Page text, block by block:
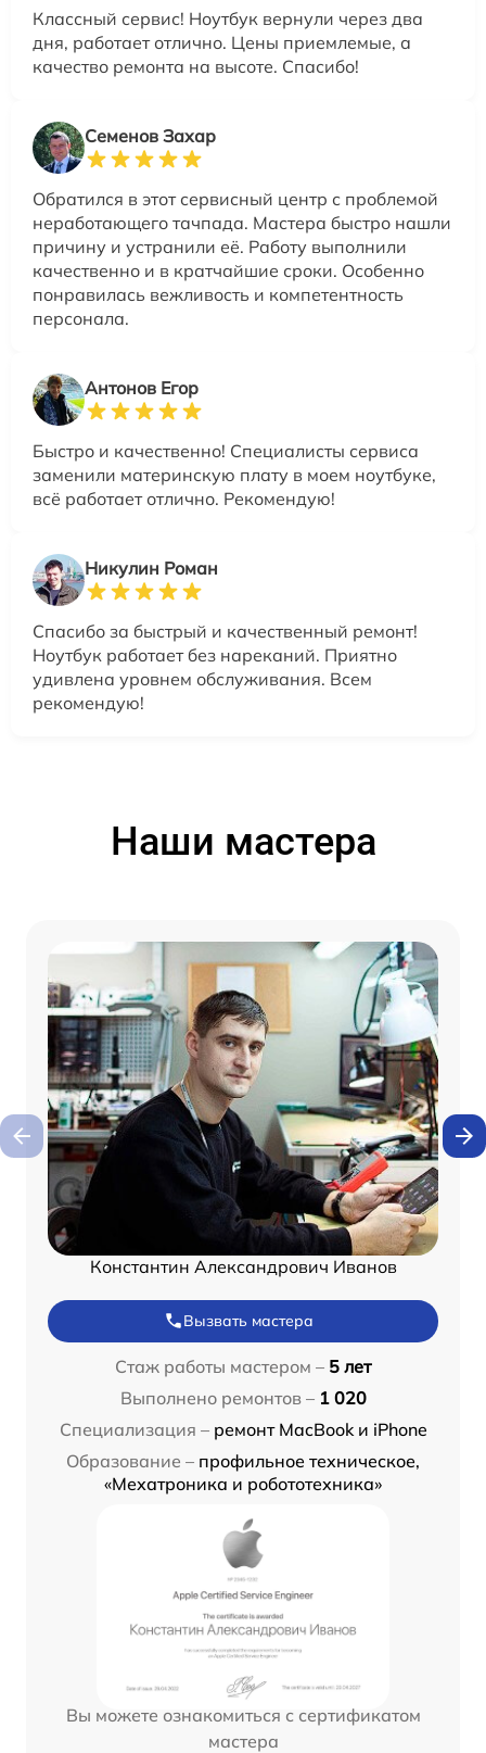
Классный сервис! Ноутбук вернули через два
дня, работает отлично. Цены приемлемые, а
качество ремонта на высоте. Спасибо!
Семенов Захар
Обратился в этот сервисный центр с проблемой
неработающего тачпада. Мастера быстро нашли
причину и устранили её. Работу выполнили
качественно и в кратчайшие сроки. Особенно
понравилась вежливость и компетентность
персонала.
Антонов Егор
Быстро и качественно! Специалисты сервиса
заменили материнскую плату в моем ноутбуке,
всё работает отлично. Рекомендую!
Никулин Роман
Спасибо за быстрый и качественный ремонт!
Ноутбук работает без нареканий. Приятно
удивлена уровнем обслуживания. Всем
рекомендую!
Наши мастера
Константин Александрович Иванов
Вызвать мастера
Стаж работы мастером – 5 лет
Выполнено ремонтов – 1 020
Специализация – ремонт MacBook и iPhone
Образование – профильное техническое,
«Мехатроника и робототехника»
Вы можете ознакомиться с сертификатом
мастера